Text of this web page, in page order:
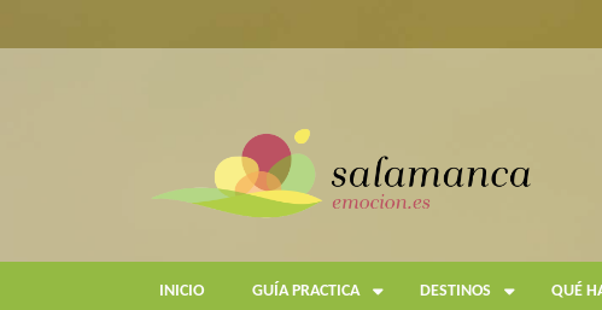
INICIO GUÍA PRACTICA DESTINOS QUÉ